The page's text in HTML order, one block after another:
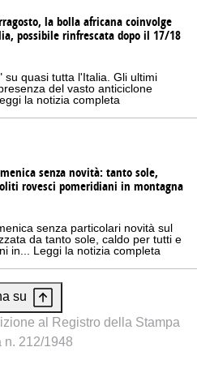
la bolla africana coinvolge
possibile rinfrescata dopo il 17/18
quasi tutta l'Italia. Gli ultimi
del vasto anticiclone
la notizia completa
senza novità: tanto sole,
rovesci pomeridiani in montagna
senza particolari novità sul
da tanto sole, caldo per tutti e
in... Leggi la notizia completa
su
al Registro della Stampa
n. 212/1948